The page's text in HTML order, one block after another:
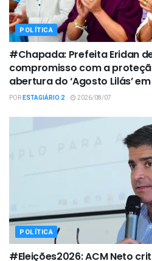
POLÍTICA
#Chapada: Prefeita Eridan
compromisso com a
abertura do ‘Agosto Lilás’
PORESTAGIÁRIO 2 2026/08/07
POLÍTICA
#Eleições2026: ACM Neto